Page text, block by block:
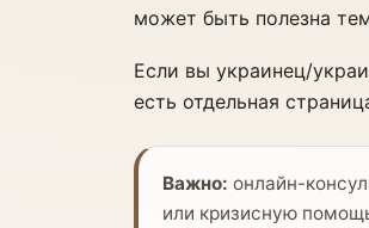
может быть полезна
Если вы украинец/
есть отдельная
Важно: онлайн-
или кризисную